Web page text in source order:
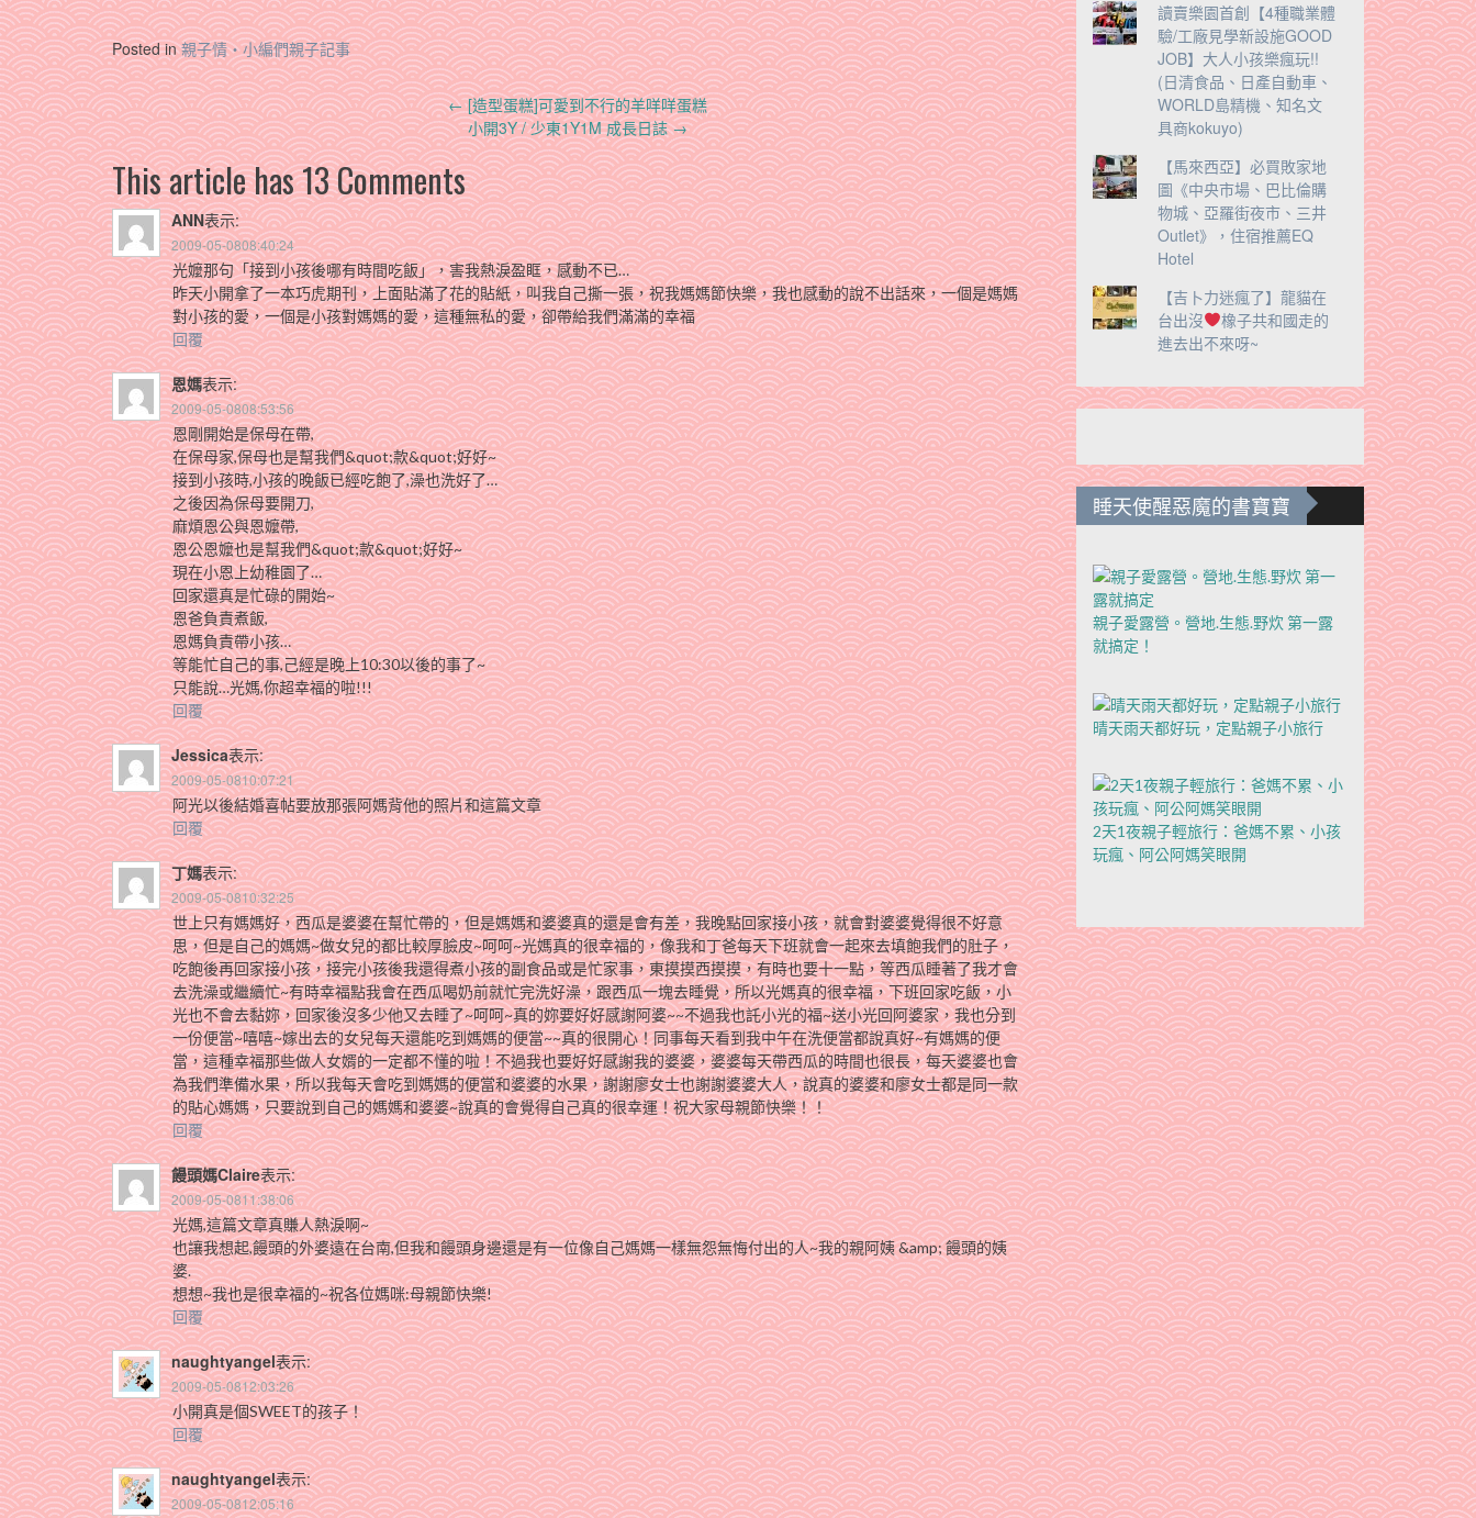
Posted in親子情‧小編們親子記事
Post
navigation
←[造型蛋糕]可愛到不行的羊咩咩蛋糕
小開3Y / 少東1Y1M 成長日誌→
This article has 13 Comments
ANN表示:
2009-05-0808:40:24
光嬤那句「接到小孩後哪有時間吃飯」，害我熱淚盈眶，感動不已…
昨天小開拿了一本巧虎期刊，上面貼滿了花的貼紙，叫我自己撕一張，祝我媽媽節快樂，我也感動的說不出話來，一個是媽媽
對小孩的愛，一個是小孩對媽媽的愛，這種無私的愛，卻帶給我們滿滿的幸福
回覆
恩媽表示:
2009-05-0808:53:56
恩剛開始是保母在帶,
在保母家,保母也是幫我們&quot;款&quot;好好~
接到小孩時,小孩的晚飯已經吃飽了,澡也洗好了…
之後因為保母要開刀,
麻煩恩公與恩嬤帶,
恩公恩嬤也是幫我們&quot;款&quot;好好~
現在小恩上幼稚園了…
回家還真是忙碌的開始~
恩爸負責煮飯,
恩媽負責帶小孩…
等能忙自己的事,己經是晚上10:30以後的事了~
只能說…光媽,你超幸福的啦!!!
回覆
Jessica表示:
2009-05-0810:07:21
阿光以後結婚喜帖要放那張阿媽背他的照片和這篇文章
回覆
丁媽表示:
2009-05-0810:32:25
世上只有媽媽好，西瓜是婆婆在幫忙帶的，但是媽媽和婆婆真的還是會有差，我晚點回家接小孩，就會對婆婆覺得很不好意
思，但是自己的媽媽~做女兒的都比較厚臉皮~呵呵~光媽真的很幸福的，像我和丁爸每天下班就會一起來去填飽我們的肚子，
吃飽後再回家接小孩，接完小孩後我還得煮小孩的副食品或是忙家事，東摸摸西摸摸，有時也要十一點，等西瓜睡著了我才會
去洗澡或繼續忙~有時幸福點我會在西瓜喝奶前就忙完洗好澡，跟西瓜一塊去睡覺，所以光媽真的很幸福，下班回家吃飯，小
光也不會去黏妳，回家後沒多少他又去睡了~呵呵~真的妳要好好感謝阿婆~~不過我也託小光的福~送小光回阿婆家，我也分到
一份便當~嘻嘻~嫁出去的女兒每天還能吃到媽媽的便當~~真的很開心！同事每天看到我中午在洗便當都說真好~有媽媽的便
當，這種幸福那些做人女婿的一定都不懂的啦！不過我也要好好感謝我的婆婆，婆婆每天帶西瓜的時間也很長，每天婆婆也會
為我們準備水果，所以我每天會吃到媽媽的便當和婆婆的水果，謝謝廖女士也謝謝婆婆大人，說真的婆婆和廖女士都是同一款
的貼心媽媽，只要說到自己的媽媽和婆婆~說真的會覺得自己真的很幸運！祝大家母親節快樂！！
回覆
饅頭媽Claire表示:
2009-05-0811:38:06
光媽,這篇文章真賺人熱淚啊~
也讓我想起,饅頭的外婆遠在台南,但我和饅頭身邊還是有一位像自己媽媽一樣無怨無悔付出的人~我的親阿姨 &amp; 饅頭的姨
婆.
想想~我也是很幸福的~祝各位媽咪:母親節快樂!
回覆
naughtyangel表示:
2009-05-0812:03:26
小開真是個SWEET的孩子！
回覆
naughtyangel表示:
2009-05-0812:05:16
讀賣樂園首創【4種職業體
驗/工廠見學新設施GOOD
JOB】大人小孩樂瘋玩!!
(日清食品、日產自動車、
WORLD島精機、知名文
具商kokuyo)
【馬來西亞】必買敗家地
圖《中央市場、巴比倫購
物城、亞羅街夜市、三井
Outlet》，住宿推薦EQ
Hotel
【吉卜力迷瘋了】龍貓在
台出沒
橡子共和國走的
進去出不來呀~
睡天使醒惡魔的書寶寶
親子愛露營。營地.生態.野炊 第一露
就搞定！
晴天雨天都好玩，定點親子小旅行
2天1夜親子輕旅行：爸媽不累、小孩
玩瘋、阿公阿媽笑眼開